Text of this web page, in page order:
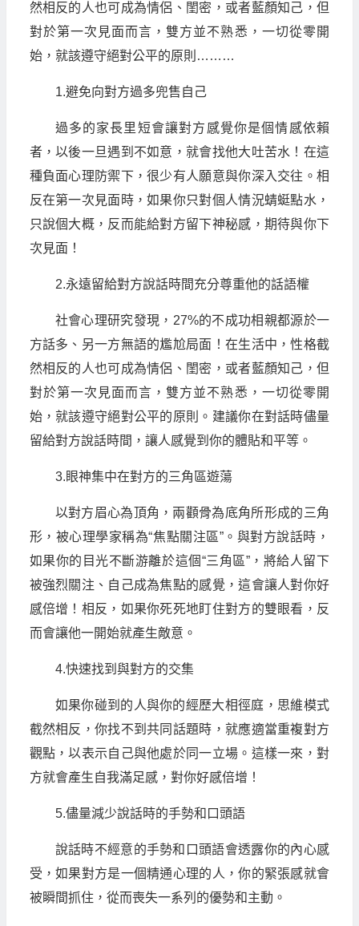
然相反的人也可成為情侶、閨密，或者藍顏知己，但
對於第一次見面而言，雙方並不熟悉，一切從零開
始，就該遵守絕對公平的原則………
1.避免向對方過多兜售自己
過多的家長里短會讓對方感覺你是個情感依賴
者，以後一旦遇到不如意，就會找他大吐苦水！在這
種負面心理防禦下，很少有人願意與你深入交往。相
反在第一次見面時，如果你只對個人情況蜻蜓點水，
只說個大概，反而能給對方留下神秘感，期待與你下
次見面！
2.永遠留給對方說話時間充分尊重他的話語權
社會心理研究發現，27%的不成功相親都源於一
方話多、另一方無語的尷尬局面！在生活中，性格截
然相反的人也可成為情侶、閨密，或者藍顏知己，但
對於第一次見面而言，雙方並不熟悉，一切從零開
始，就該遵守絕對公平的原則。建議你在對話時儘量
留給對方說話時間，讓人感覺到你的體貼和平等。
3.眼神集中在對方的三角區遊蕩
以對方眉心為頂角，兩顴骨為底角所形成的三角
形，被心理學家稱為“焦點關注區”。與對方說話時，
如果你的目光不斷游離於這個“三角區”，將給人留下
被強烈關注、自己成為焦點的感覺，這會讓人對你好
感倍增！相反，如果你死死地盯住對方的雙眼看，反
而會讓他一開始就產生敵意。
4.快速找到與對方的交集
如果你碰到的人與你的經歷大相徑庭，思維模式
截然相反，你找不到共同話題時，就應適當重複對方
觀點，以表示自己與他處於同一立場。這樣一來，對
方就會產生自我滿足感，對你好感倍增！
5.儘量減少說話時的手勢和口頭語
說話時不經意的手勢和口頭語會透露你的內心感
受，如果對方是一個精通心理的人，你的緊張感就會
被瞬間抓住，從而喪失一系列的優勢和主動。